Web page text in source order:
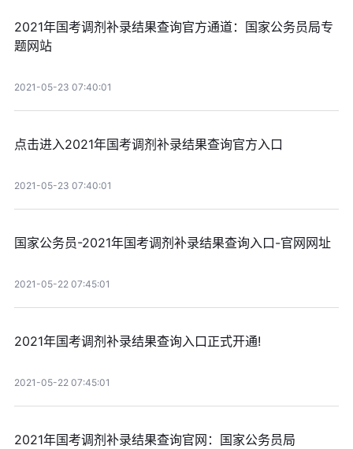
2021年国考调剂补录结果查询官方通道：国家公务员局专
题网站
2021-05-23 07:40:01
点击进入2021年国考调剂补录结果查询官方入口
2021-05-23 07:40:01
国家公务员-2021年国考调剂补录结果查询入口-官网网址
2021-05-22 07:45:01
2021年国考调剂补录结果查询入口正式开通!
2021-05-22 07:45:01
2021年国考调剂补录结果查询官网：国家公务员局